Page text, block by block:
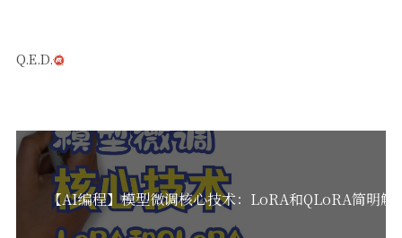
Q.E.D.
【AI编程】模型微调核心技术：LoRA和QLoRA简明解